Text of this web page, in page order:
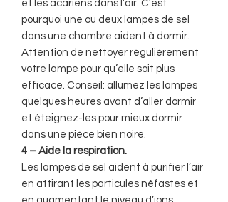
et les acariens dans l’air. C’est
pourquoi une ou deux lampes de sel
dans une chambre aident à dormir.
Attention de nettoyer régulièrement
votre lampe pour qu’elle soit plus
efficace. Conseil: allumez les lampes
quelques heures avant d’aller dormir
et éteignez-les pour mieux dormir
dans une pièce bien noire.
4 – Aide la respiration.
Les lampes de sel aident à purifier l’air
en attirant les particules néfastes et
en augmentant le niveau d’ions